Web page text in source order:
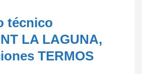
técnico
LA LAGUNA,
TERMOS